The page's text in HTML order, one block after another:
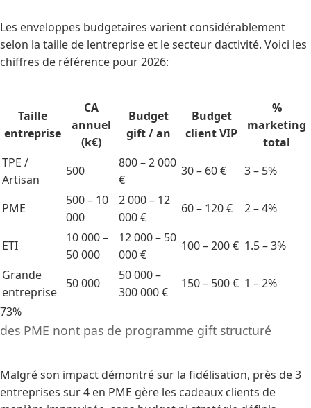
Les enveloppes budgetaires varient considérablement
selon la taille de lentreprise et le secteur dactivité. Voici les
chiffres de référence pour 2026:
Taille
entreprise
CA
annuel
(k€)
Budget
gift / an
Budget
client VIP
%
marketing
total
TPE /
Artisan
500
800 – 2 000
€
30 – 60 € 3 – 5%
PME
500 – 10
000
2 000 – 12
000 €
60 – 120 € 2 – 4%
ETI
10 000 –
50 000
12 000 – 50
000 €
100 – 200 € 1.5 – 3%
Grande
entreprise
50 000
50 000 –
300 000 €
150 – 500 € 1 – 2%
73%
des PME nont pas de programme gift structuré
Malgré son impact démontré sur la fidélisation, près de 3
entreprises sur 4 en PME gère les cadeaux clients de